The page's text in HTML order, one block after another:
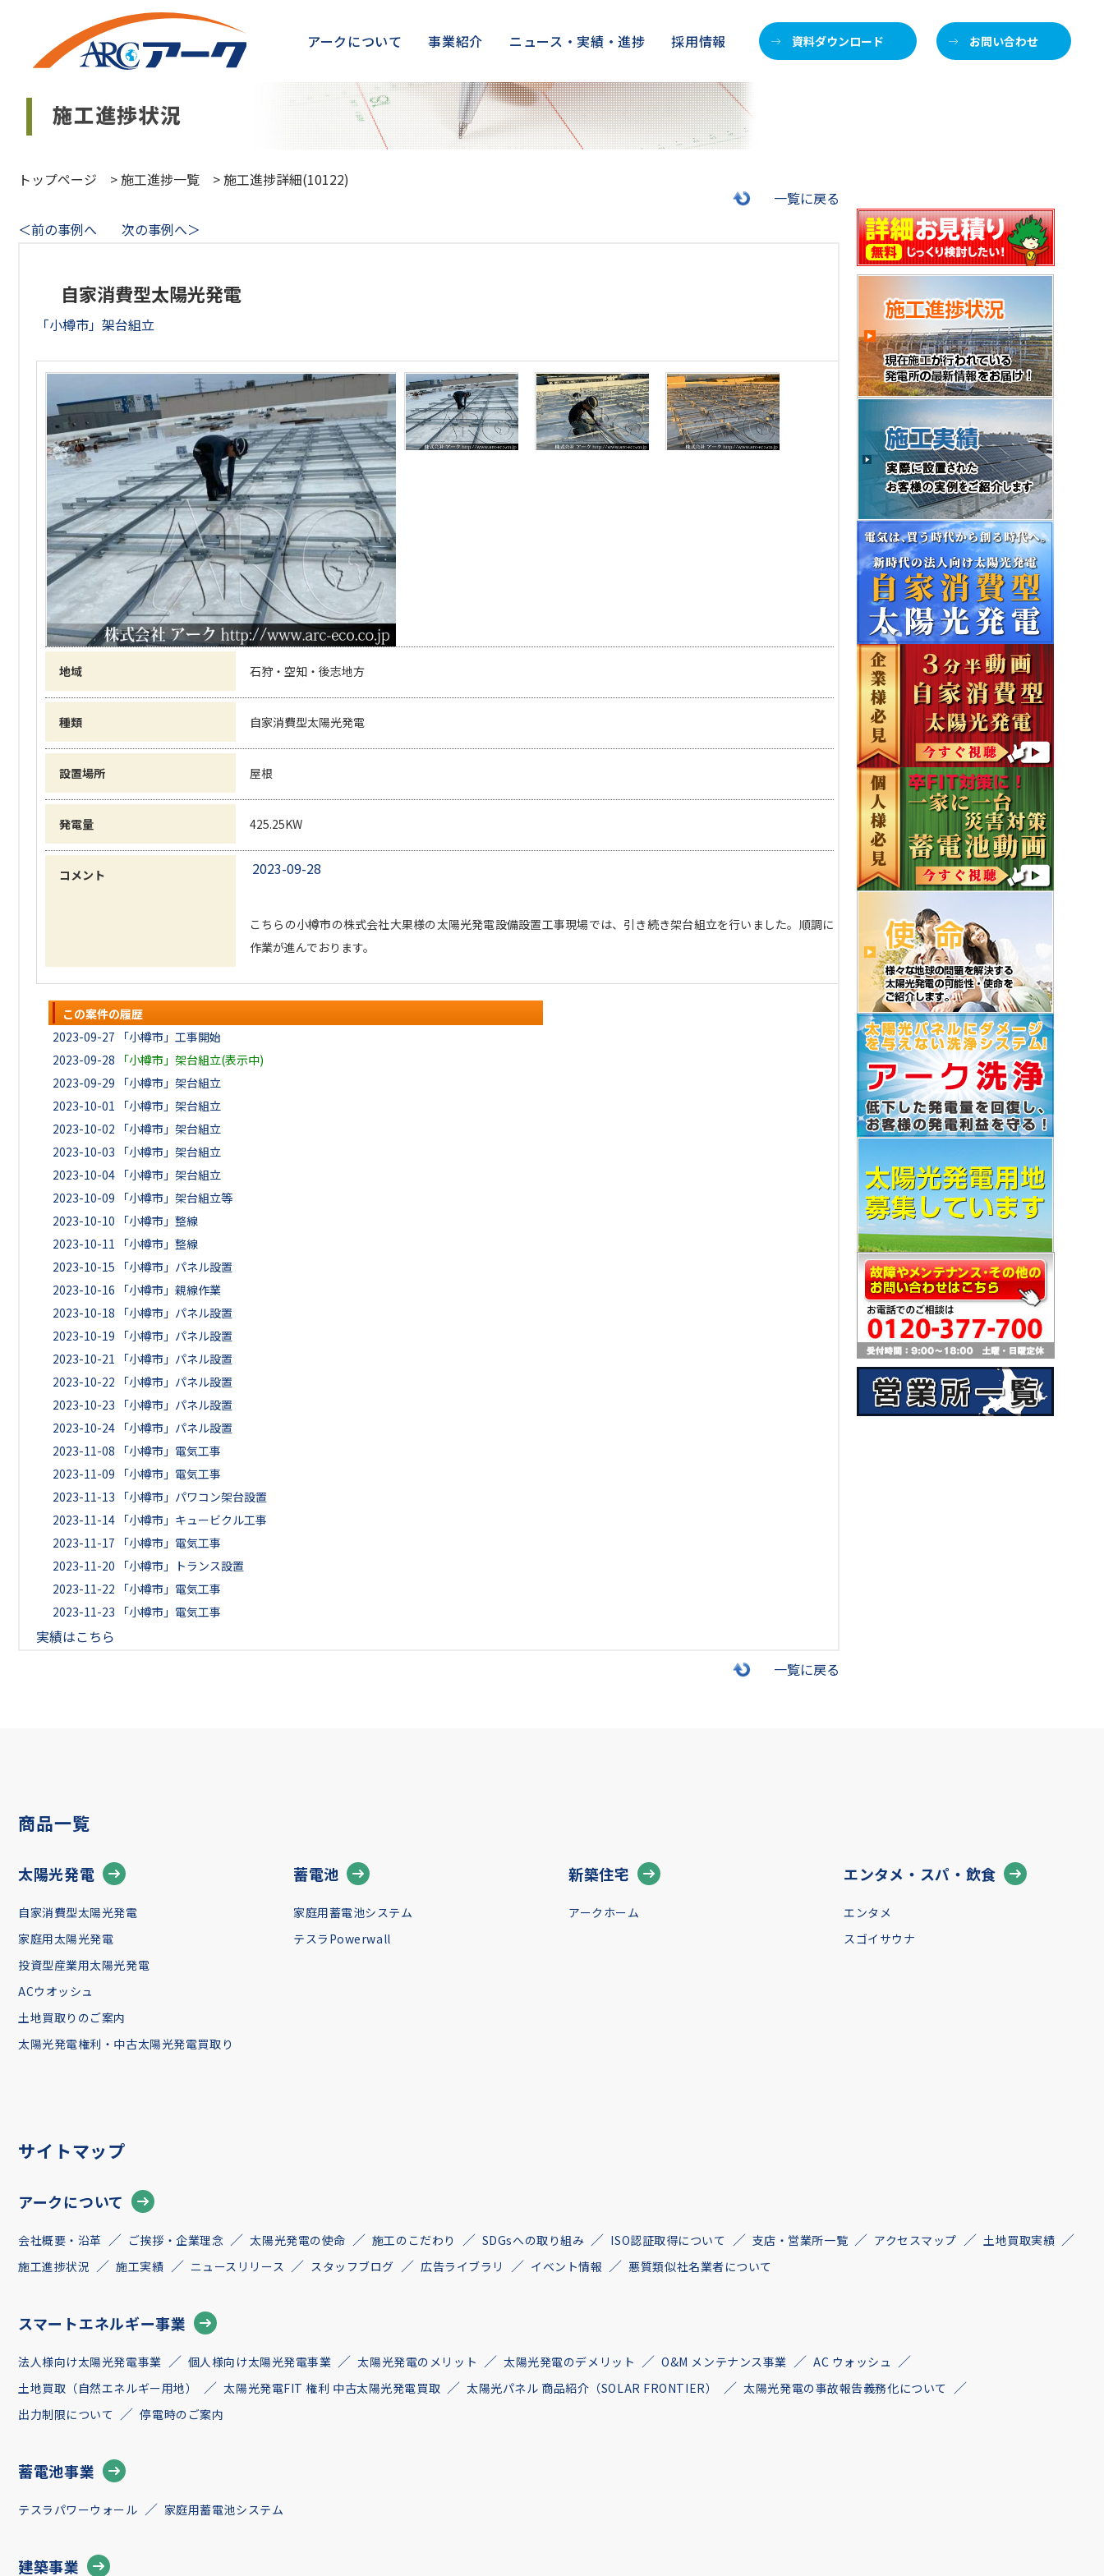
アークについて 事業紹介 ニュース・実績・進捗 採用情報 資料ダウンロード お問い合わせ
トップページ >施工進捗一覧 >施工進捗詳細(10122)
一覧に戻る
＜前の事例へ
次の事例へ＞
自家消費型太陽光発電
「小樽市」架台組立
地域 石狩・空知・後志地方
種類 自家消費型太陽光発電
設置場所 屋根
発電量 425.25KW
コメント 2023-09-28
こちらの小樽市の株式会社大果様の太陽光発電設備設置工事現場では、引き続き架台組立を行いました。順調に
作業が進んでおります。
この案件の履歴
2023-09-27
「小樽市」工事開始
2023-09-28
「小樽市」架台組立(表示中)
2023-09-29
「小樽市」架台組立
2023-10-01
「小樽市」架台組立
2023-10-02
「小樽市」架台組立
2023-10-03
「小樽市」架台組立
2023-10-04 「小樽市」架台組立
2023-10-09
「小樽市」架台組立等
2023-10-10
「小樽市」整線
2023-10-11
「小樽市」整線
2023-10-15
「小樽市」パネル設置
2023-10-16
「小樽市」親線作業
2023-10-18
「小樽市」パネル設置
2023-10-19
「小樽市」パネル設置
2023-10-21
「小樽市」パネル設置
2023-10-22
「小樽市」パネル設置
2023-10-23
「小樽市」パネル設置
2023-10-24 「小樽市」パネル設置
2023-11-08
「小樽市」電気工事
2023-11-09
「小樽市」電気工事
2023-11-13
「小樽市」パワコン架台設置
2023-11-14 「小樽市」キュービクル工事
2023-11-17
「小樽市」電気工事
2023-11-20
「小樽市」トランス設置
2023-11-22
「小樽市」電気工事
2023-11-23
「小樽市」電気工事
実績はこちら
一覧に戻る
商品一覧
太陽光発電
自家消費型太陽光発電
家庭用太陽光発電
投資型産業用太陽光発電
ACウオッシュ
土地買取りのご案内
太陽光発電権利・中古太陽光発電買取り
蓄電池
家庭用蓄電池システム
テスラPowerwall
新築住宅
アークホーム
エンタメ・スパ・飲食
エンタメ
スゴイサウナ
サイトマップ
アークについて
会社概要・沿革 ご挨拶・企業理念 太陽光発電の使命 施工のこだわり SDGsへの取り組み ISO認証取得について 支店・営業所一覧 アクセスマップ
土地買取実績
施工進捗状況
施工実績 ニュースリリース スタッフブログ 広告ライブラリ イベント情報 悪質類似社名業者について
スマートエネルギー事業
法人様向け太陽光発電事業 個人様向け太陽光発電事業 太陽光発電のメリット 太陽光発電のデメリット O&M メンテナンス事業
AC ウォッシュ
土地買取（自然エネルギー用地）
太陽光発電FIT 権利 中古太陽光発電買取 太陽光パネル 商品紹介（SOLAR FRONTIER）
太陽光発電の事故報告義務化について
出力制限について
停電時のご案内
蓄電池事業
テスラパワーウォール 家庭用蓄電池システム
建築事業